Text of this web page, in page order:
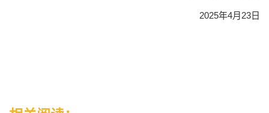
2025年4月23日